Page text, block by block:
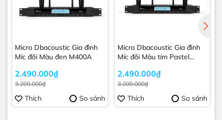
Micro Dbacoustic Gia đình
Míc đôi Màu đen M400A
2.490.000₫
3.200.000₫
Thích So sánh
Micro Dbacoustic Gia đình
Míc đôi Màu tím Pastel
2.490.000₫
3.200.000₫
Thích So sánh